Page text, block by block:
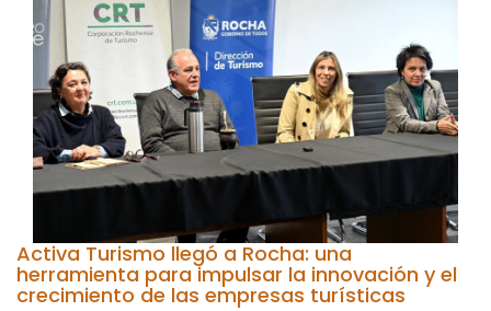
Activa Turismo llegó a Rocha: una
herramienta para impulsar la innovación y el
crecimiento de las empresas turísticas